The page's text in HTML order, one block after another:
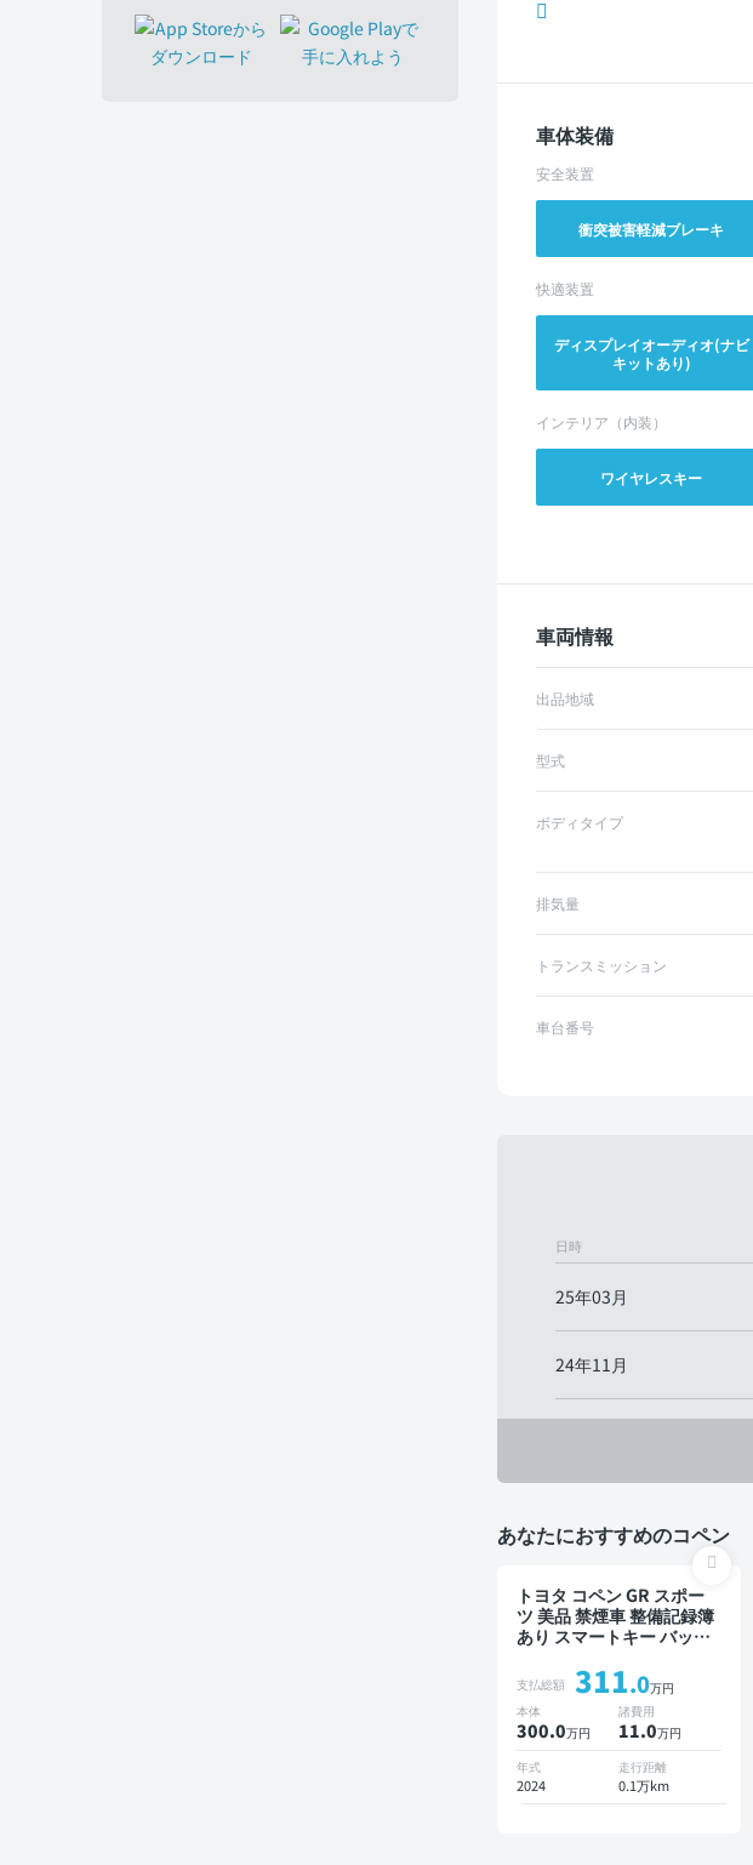
車体装備
安全装置
衝突被害軽減ブレーキ
快適装置
ディスプレイオーディオ(ナビ
キットあり)
インテリア（内装）
ワイヤレスキー
車両情報
出品地域
型式
ボディタイプ
排気量
トランスミッション
車台番号
日時
25年03月
24年11月
あなたにおすすめのコペン
トヨタ コペン GR スポー
ツ 美品 禁煙車 整備記録簿
あり スマートキー バック
支払総額 311.0万円
本体
300.0万円
諸費用
11.0万円
年式
2024
走行距離
0.1万km